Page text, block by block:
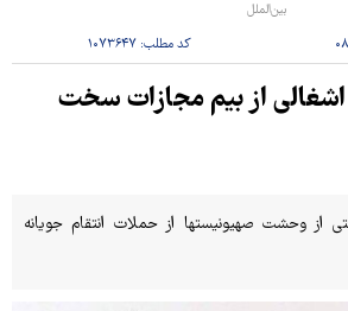
بین‌الملل
کد مطلب:۱۰۷۳۶۴۷
از بیم مجازات سخت
از وحشت صهیونیستها از حملات انتقام جویانه